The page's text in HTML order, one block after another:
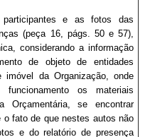
e as fotos das
(peça 16, págs. 50 e 57),
considerando a informação
de objeto de entidades
da Organização, onde
os materiais
Orçamentária, se encontrar
fato de que nestes autos não
e do relatório de presença